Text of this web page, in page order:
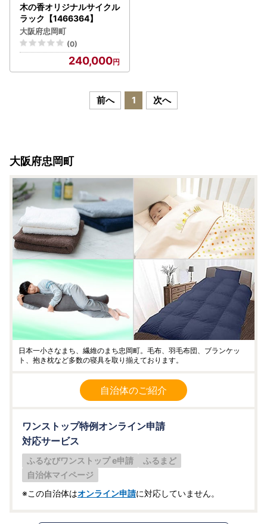
木の香オリジナルサイクル
ラック【1466364】
大阪府忠岡町
(0)
240,000
前へ 1 次へ
大阪府忠岡町
日本一小さなまち、繊維のまち忠岡町。毛布、羽毛布団、ブランケッ
ト、抱き枕など多数の寝具を取り揃えております。
自治体のご紹介
ワンストップ特例オンライン申請
対応サービス
ふるなびワンストップ e申請
ふるまど
自治体マイページ
※この自治体はオンライン申請に対応していません。